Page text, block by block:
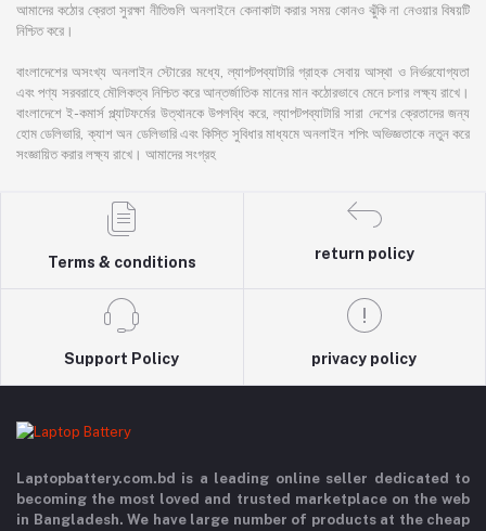
আমাদের কঠোর ক্রেতা সুরক্ষা নীতিগুলি অনলাইনে কেনাকাটা করার সময় কোনও ঝুঁকি না নেওয়ার বিষয়টি
নিশ্চিত করে।
বাংলাদেশের অসংখ্য অনলাইন স্টোরের মধ্যে, ল্যাপটপব্যাটারি গ্রাহক সেবায় আস্থা ও নির্ভরযোগ্যতা
এবং পণ্য সরবরাহে মৌলিকত্ব নিশ্চিত করে আন্তর্জাতিক মানের মান কঠোরভাবে মেনে চলার লক্ষ্য রাখে।
বাংলাদেশে ই-কমার্স প্ল্যাটফর্মের উত্থানকে উপলব্ধি করে, ল্যাপটপব্যাটারি সারা দেশের ক্রেতাদের জন্য
হোম ডেলিভারি, ক্যাশ অন ডেলিভারি এবং কিস্তি সুবিধার মাধ্যমে অনলাইন শপিং অভিজ্ঞতাকে নতুন করে
সংজ্ঞায়িত করার লক্ষ্য রাখে। আমাদের সংগ্রহ
Terms & conditions
return policy
Support Policy privacy policy
Laptopbattery.com.bd is a leading online seller dedicated to
becoming the most loved and trusted marketplace on the web
in Bangladesh. We have large number of products at the cheap